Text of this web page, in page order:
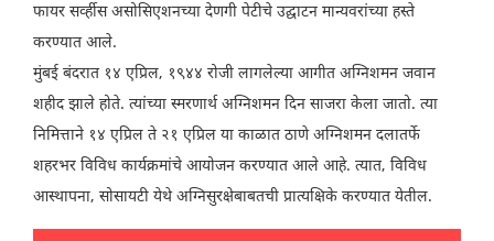
फायर सर्व्हीस असोसिएशनच्या देणगी पेटीचे उद्घाटन मान्यवरांच्या हस्ते
करण्यात आले.
मुंबई बंदरात १४ एप्रिल, १९४४ रोजी लागलेल्या आगीत अग्निशमन जवान
शहीद झाले होते. त्यांच्या स्मरणार्थ अग्निशमन दिन साजरा केला जातो. त्या
निमित्ताने १४ एप्रिल ते २१ एप्रिल या काळात ठाणे अग्निशमन दलातर्फे
शहरभर विविध कार्यक्रमांचे आयोजन करण्यात आले आहे. त्यात, विविध
आस्थापना, सोसायटी येथे अग्निसुरक्षेबाबतची प्रात्यक्षिके करण्यात येतील.